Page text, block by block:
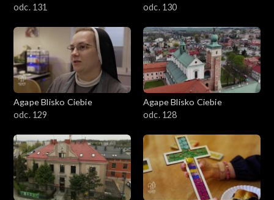
odc. 131
odc. 130
Agape Blisko Ciebie
odc. 129
Agape Blisko Ciebie
odc. 128